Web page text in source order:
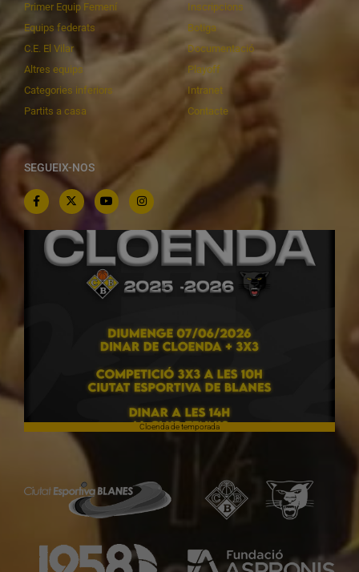
Primer Equip Femení
Equips federats
C.E. El Vilar
Altres equips
Categories inferiors
Partits a casa
Inscripcions
Botiga
Documentació
Playoff
Intranet
Contacte
SEGUEIX-NOS
Cloenda de temporada